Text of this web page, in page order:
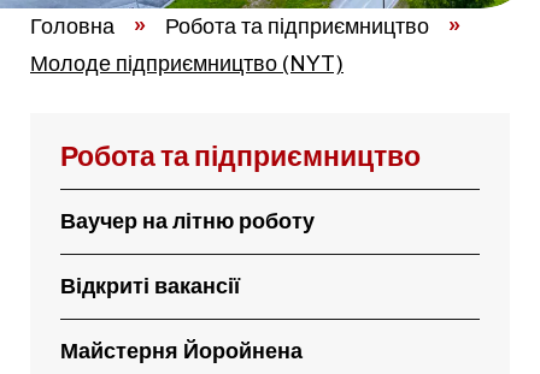
Головна » Робота та підприємництво
»
Молоде підприємництво (NYT)
Робота та підприємництво
Ваучер на літню роботу
Відкриті вакансії
Майстерня Йоройнена